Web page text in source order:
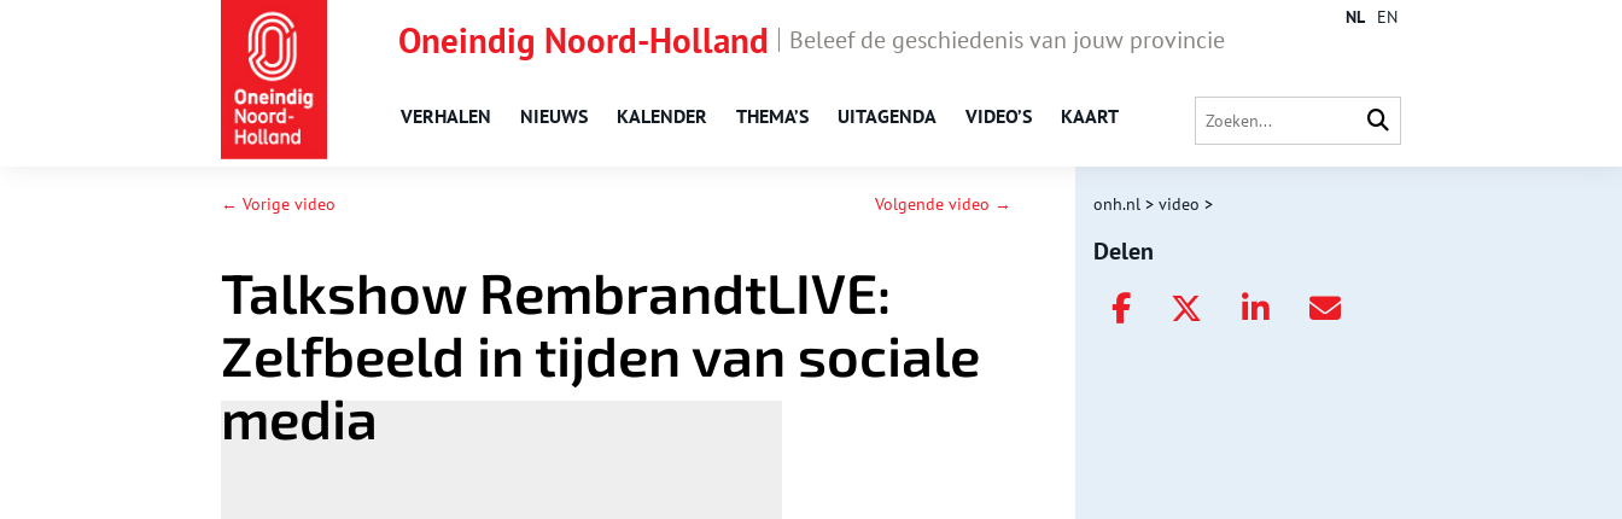
Oneindig Noord-Holland Beleef de geschiedenis van jouw provincie
VERHALEN NIEUWS KALENDER THEMA’S UITAGENDA VIDEO’S KAART
NL EN
← Vorige video Volgende video →
Talkshow RembrandtLIVE:
Zelfbeeld in tijden van sociale
media
onh.nl > video >
Delen